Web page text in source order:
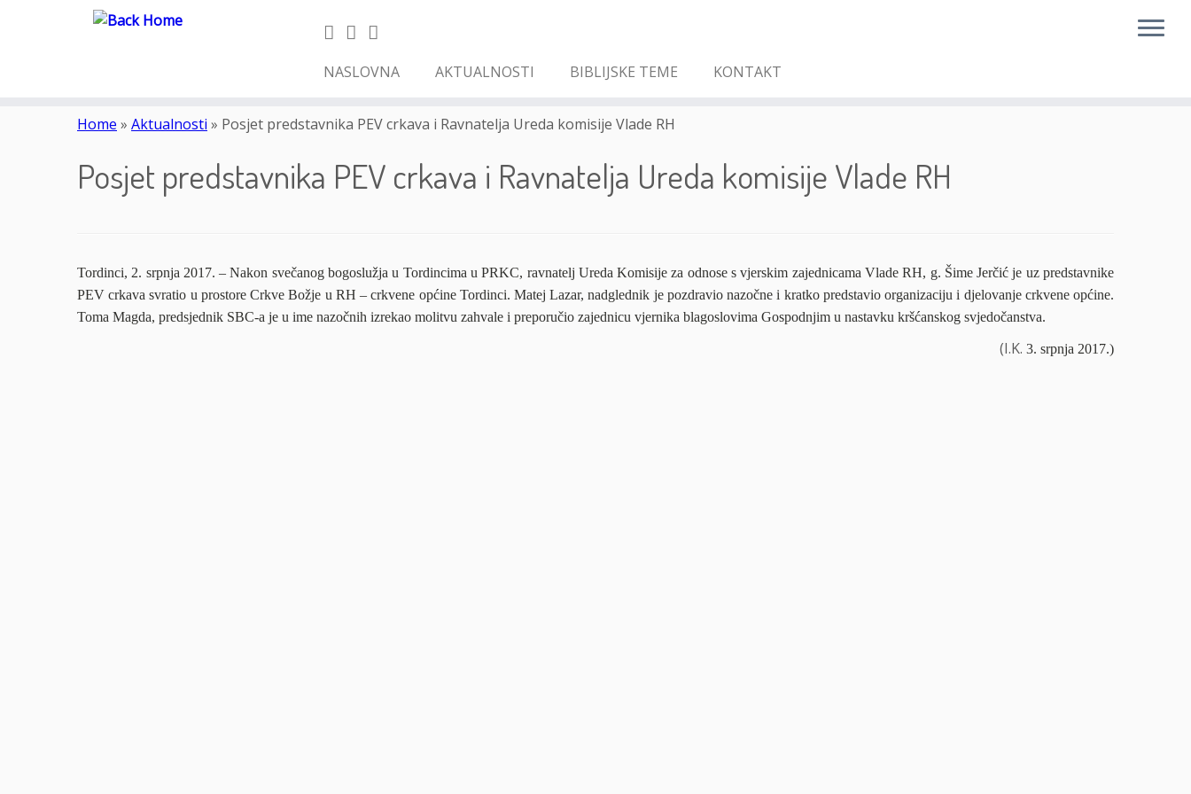
NASLOVNA AKTUALNOSTI BIBLIJSKE TEME KONTAKT
Home » Aktualnosti » Posjet predstavnika PEV crkava i Ravnatelja Ureda komisije Vlade RH
Posjet predstavnika PEV crkava i Ravnatelja Ureda komisije Vlade RH
Tordinci, 2. srpnja 2017. – Nakon svečanog bogoslužja u Tordincima u PRKC, ravnatelj Ureda Komisije za odnose s vjerskim zajednicama Vlade RH, g. Šime Jerčić je uz predstavnike
PEV crkava svratio u prostore Crkve Božje u RH – crkvene općine Tordinci. Matej Lazar, nadglednik je pozdravio nazočne i kratko predstavio organizaciju i djelovanje crkvene općine.
Toma Magda, predsjednik SBC-a je u ime nazočnih izrekao molitvu zahvale i preporučio zajednicu vjernika blagoslovima Gospodnjim u nastavku kršćanskog svjedočanstva.
(I.K. 3. srpnja 2017.)